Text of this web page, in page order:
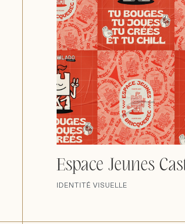
Espace Jeunes
IDENTITÉ VISUELLE